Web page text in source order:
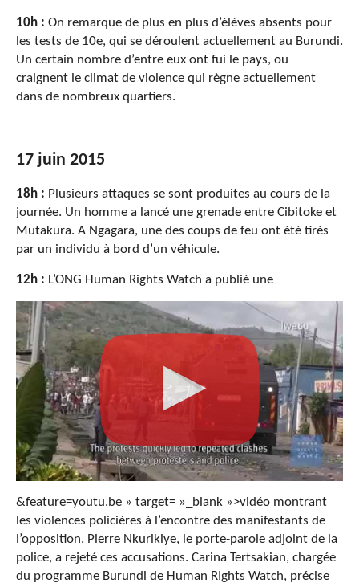
10h : On remarque de plus en plus d’élèves absents pour
les tests de 10e, qui se déroulent actuellement au Burundi.
Un certain nombre d’entre eux ont fui le pays, ou
craignent le climat de violence qui règne actuellement
dans de nombreux quartiers.
17 juin 2015
18h : Plusieurs attaques se sont produites au cours de la
journée. Un homme a lancé une grenade entre Cibitoke et
Mutakura. A Ngagara, une des coups de feu ont été tirés
par un individu à bord d’un véhicule.
12h : L’ONG Human Rights Watch a publié une
&feature=youtu.be » target= »_blank »>vidéo montrant
les violences policières à l’encontre des manifestants de
l’opposition. Pierre Nkurikiye, le porte-parole adjoint de la
police, a rejeté ces accusations. Carina Tertsakian, chargée
du programme Burundi de Human RIghts Watch, précise